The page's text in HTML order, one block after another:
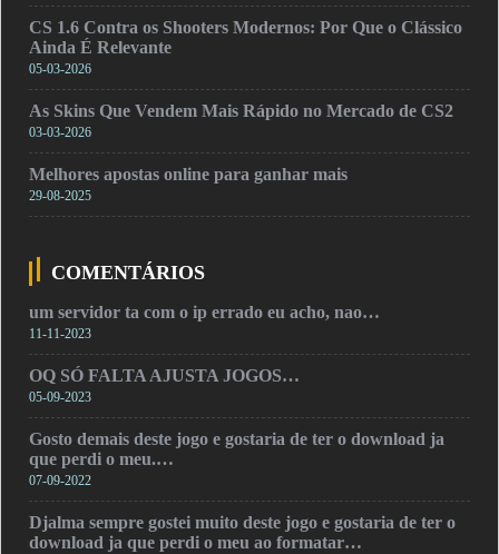
CS 1.6 Contra os Shooters Modernos: Por Que o Clássico
Ainda É Relevante
05-03-2026
As Skins Que Vendem Mais Rápido no Mercado de CS2
03-03-2026
Melhores apostas online para ganhar mais
29-08-2025
COMENTÁRIOS
um servidor ta com o ip errado eu acho, nao…
11-11-2023
OQ SÓ FALTA AJUSTA JOGOS…
05-09-2023
Gosto demais deste jogo e gostaria de ter o download ja
que perdi o meu.…
07-09-2022
Djalma sempre gostei muito deste jogo e gostaria de ter o
download ja que perdi o meu ao formatar…